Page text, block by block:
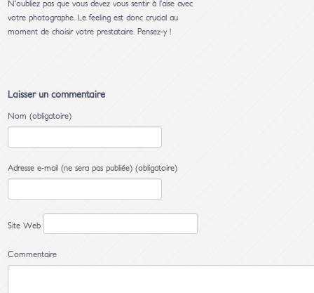
N’oubliez pas que vous devez vous sentir à l’aise avec
votre photographe. Le feeling est donc crucial au
moment de choisir votre prestataire. Pensez-y !
Laisser un commentaire
Nom (obligatoire)
Adresse e-mail (ne sera pas publiée) (obligatoire)
Site Web
Commentaire